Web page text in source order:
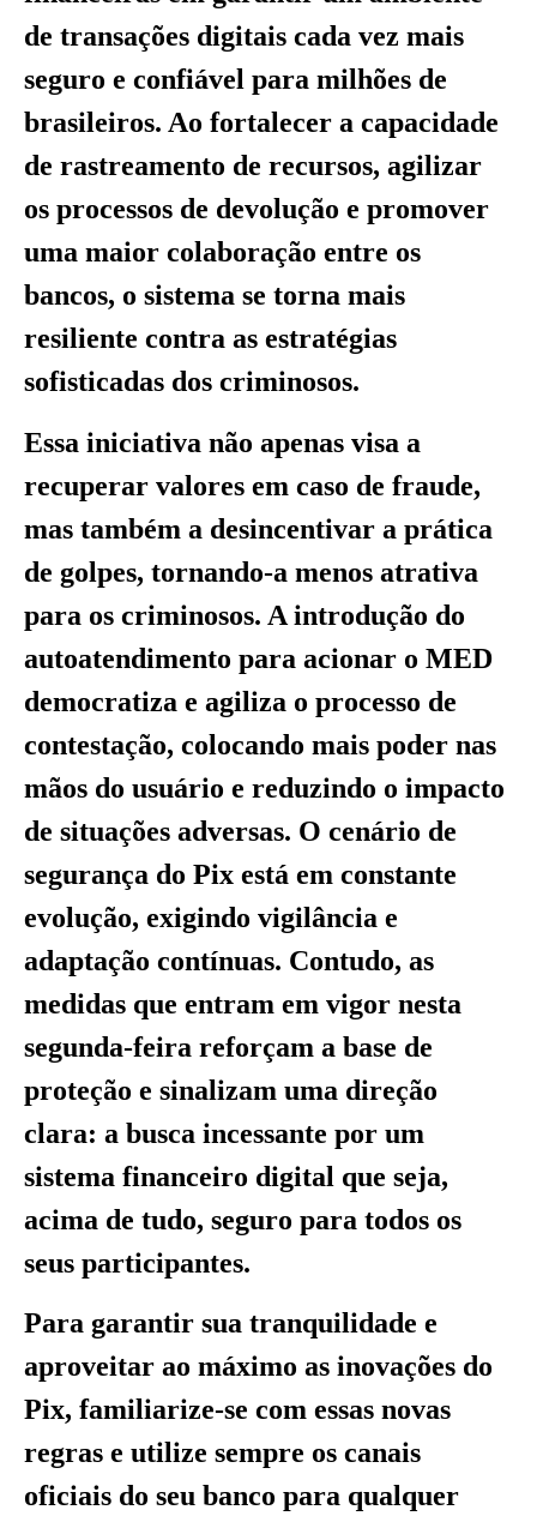
de transações digitais cada vez mais
seguro e confiável para milhões de
brasileiros. Ao fortalecer a capacidade
de rastreamento de recursos, agilizar
os processos de devolução e promover
uma maior colaboração entre os
bancos, o sistema se torna mais
resiliente contra as estratégias
sofisticadas dos criminosos.
Essa iniciativa não apenas visa a
recuperar valores em caso de fraude,
mas também a desincentivar a prática
de golpes, tornando-a menos atrativa
para os criminosos. A introdução do
autoatendimento para acionar o MED
democratiza e agiliza o processo de
contestação, colocando mais poder nas
mãos do usuário e reduzindo o impacto
de situações adversas. O cenário de
segurança do Pix está em constante
evolução, exigindo vigilância e
adaptação contínuas. Contudo, as
medidas que entram em vigor nesta
segunda-feira reforçam a base de
proteção e sinalizam uma direção
clara: a busca incessante por um
sistema financeiro digital que seja,
acima de tudo, seguro para todos os
seus participantes.
Para garantir sua tranquilidade e
aproveitar ao máximo as inovações do
Pix, familiarize-se com essas novas
regras e utilize sempre os canais
oficiais do seu banco para qualquer